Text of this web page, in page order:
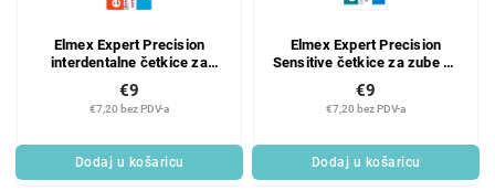
Elmex Expert Precision
interdentalne četkice za
zube za interdentalnu njegu,
2 kom.
€7,20 bez PDV-a
€9
Dodaj u košaricu
Elmex Expert Precision
Sensitive četkice za zube za
osjetljive zube, 2 kom.
€7,20 bez PDV-a
€9
Dodaj u košaricu